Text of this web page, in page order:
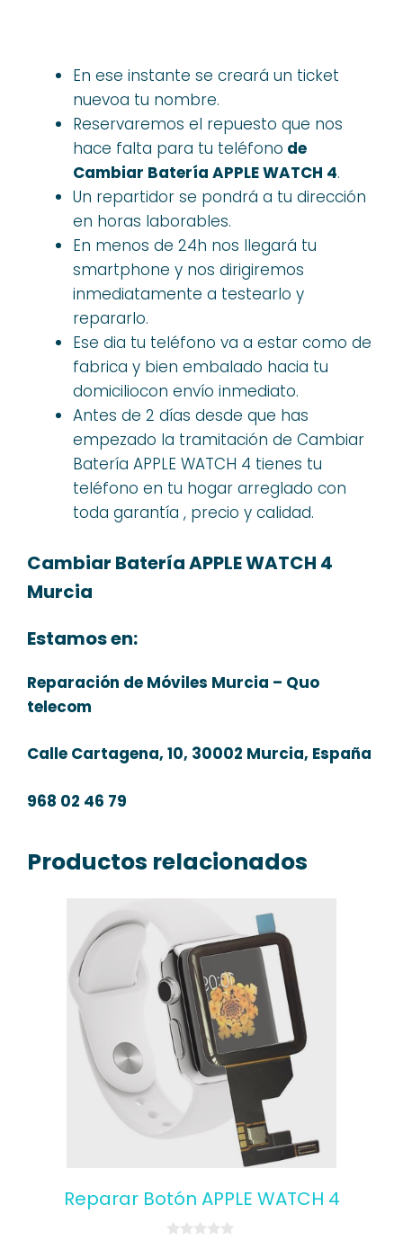
En ese instante se creará un ticket
nuevoa tu nombre.
Reservaremos el repuesto que nos
hace falta para tu teléfono de
Cambiar Batería APPLE WATCH 4.
Un repartidor se pondrá a tu dirección
en horas laborables.
En menos de 24h nos llegará tu
smartphone y nos dirigiremos
inmediatamente a testearlo y
repararlo.
Ese dia tu teléfono va a estar como de
fabrica y bien embalado hacia tu
domiciliocon envío inmediato.
Antes de 2 días desde que has
empezado la tramitación de Cambiar
Batería APPLE WATCH 4 tienes tu
teléfono en tu hogar arreglado con
toda garantía , precio y calidad.
Cambiar Batería APPLE WATCH 4
Murcia
Estamos en:
Reparación de Móviles Murcia – Quo
telecom
Calle Cartagena, 10, 30002 Murcia, España
968 02 46 79
Productos relacionados
Reparar Botón APPLE WATCH 4